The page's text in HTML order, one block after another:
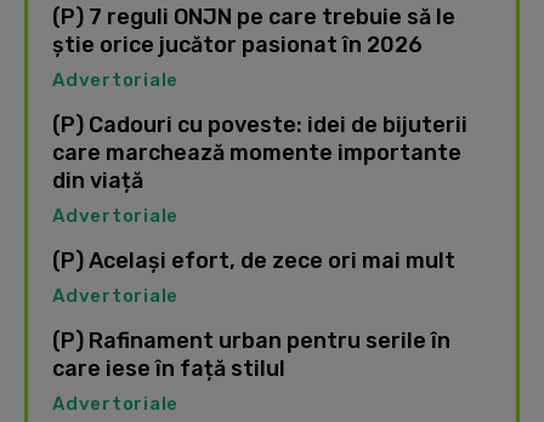
(P) 7 reguli ONJN pe care trebuie să le
știe orice jucător pasionat în 2026
Advertoriale
(P) Cadouri cu poveste: idei de bijuterii
care marchează momente importante
din viață
Advertoriale
(P) Același efort, de zece ori mai mult
Advertoriale
(P) Rafinament urban pentru serile în
care iese în față stilul
Advertoriale